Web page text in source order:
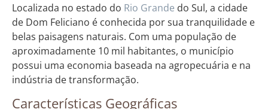
Localizada no estado do Rio Grande do Sul, a cidade
de Dom Feliciano é conhecida por sua tranquilidade e
belas paisagens naturais. Com uma população de
aproximadamente 10 mil habitantes, o município
possui uma economia baseada na agropecuária e na
indústria de transformação.
Características Geográficas